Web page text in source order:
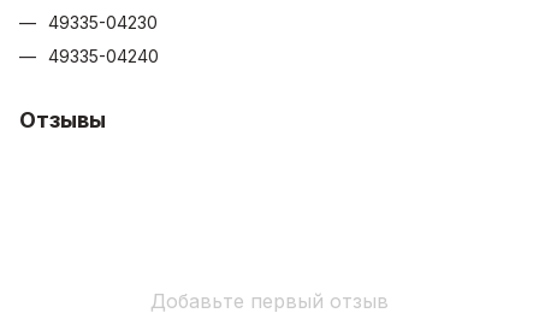
49335-04230
49335-04240
Отзывы
Добавьте первый отзыв